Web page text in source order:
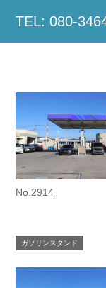
TEL: 080-
No.2914
ガソリンスタンド